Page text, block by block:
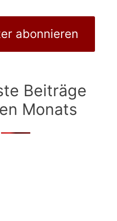
abonnieren
Beiträge
Monats